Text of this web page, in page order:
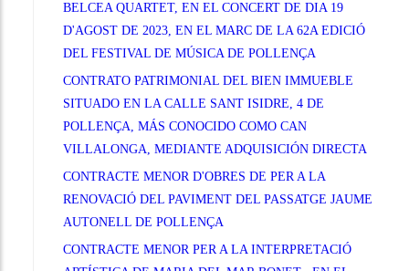
BELCEA QUARTET, EN EL CONCERT DE DIA 19
D'AGOST DE 2023, EN EL MARC DE LA 62A EDICIÓ
DEL FESTIVAL DE MÚSICA DE POLLENÇA
CONTRATO PATRIMONIAL DEL BIEN IMMUEBLE
SITUADO EN LA CALLE SANT ISIDRE, 4 DE
POLLENÇA, MÁS CONOCIDO COMO CAN
VILLALONGA, MEDIANTE ADQUISICIÓN DIRECTA
CONTRACTE MENOR D'OBRES DE PER A LA
RENOVACIÓ DEL PAVIMENT DEL PASSATGE JAUME
AUTONELL DE POLLENÇA
CONTRACTE MENOR PER A LA INTERPRETACIÓ